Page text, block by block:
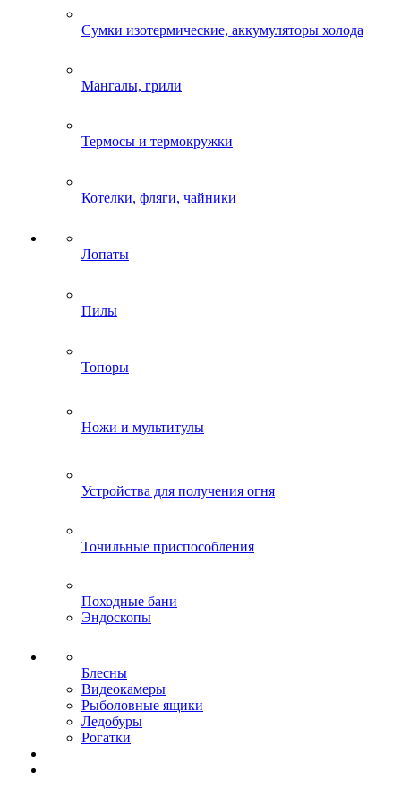
Сумки изотермические, аккумуляторы холода
Мангалы, грили
Термосы и термокружки
Котелки, фляги, чайники
Лопаты
Пилы
Топоры
Ножи и мультитулы
Устройства для получения огня
Точильные приспособления
Походные бани
Эндоскопы
Блесны
Видеокамеры
Рыболовные ящики
Ледобуры
Рогатки